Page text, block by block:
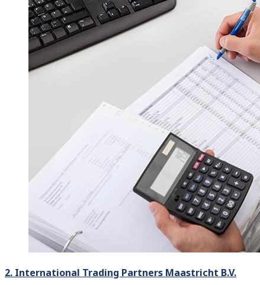
2. International Trading Partners Maastricht B.V.